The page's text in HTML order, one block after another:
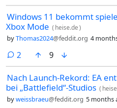
Windows 11 bekommt
Xbox Mode ( heise.de)
byThomas2024@feddit.org 4
2 comments
9
Nach Launch-Rekord: EA
bei „Battlefield“-Studios (
byweissbraeu@feddit.org 5 months